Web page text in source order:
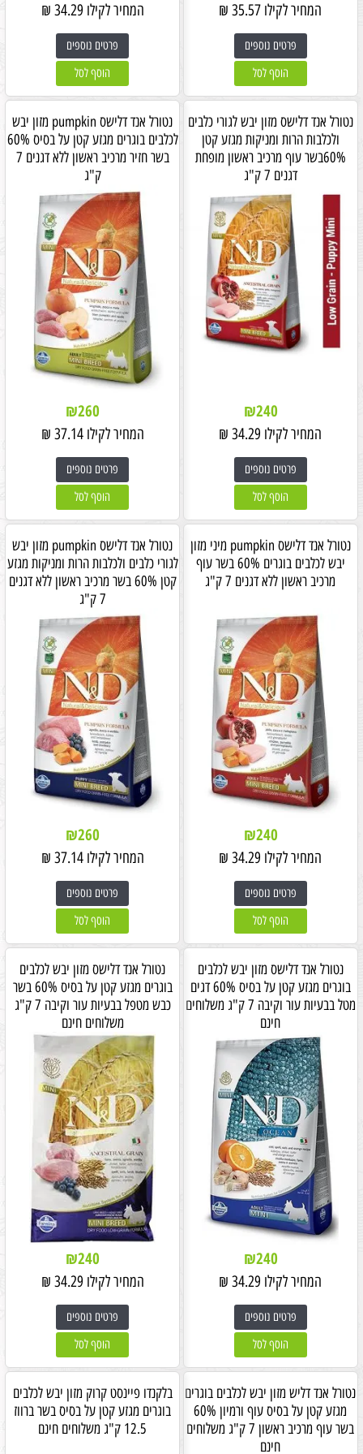
המחיר לקילו 35.57
₪
פרטים נוספים
הוסף לסל
המחיר לקילו 34.29
₪
פרטים נוספים
הוסף לסל
נטורל אנד דלישס מזון יבש לגורי כלבים
ולכלבות הרות ומניקות מגזע קטן
60%בשר עוף מרכיב ראשון מופחת
דגנים 7 ק"ג
₪240
המחיר לקילו 34.29
₪
פרטים נוספים
הוסף לסל
נטורל אנד דלישס pumpkin מזון יבש
לכלבים בוגרים מגזע קטן על בסיס 60%
בשר חזיר מרכיב ראשון ללא דגנים 7
ק"ג
₪260
המחיר לקילו 37.14
₪
פרטים נוספים
הוסף לסל
נטורל אנד דלישס pumpkin מיני מזון
יבש לכלבים בוגרים 60% בשר עוף
מרכיב ראשון ללא דגנים 7 ק"ג
₪240
המחיר לקילו 34.29
₪
פרטים נוספים
הוסף לסל
נטורל אנד דלישס pumpkin מזון יבש
לגורי כלבים ולכלבות הרות ומניקות מגזע
קטן 60% בשר מרכיב ראשון ללא דגנים
7 ק"ג
₪260
המחיר לקילו 37.14
₪
פרטים נוספים
הוסף לסל
נטורל אנד דלישס מזון יבש לכלבים
בוגרים מגזע קטן על בסיס 60% דגים
מטל בבעיות עור וקיבה 7 ק"ג משלוחים
חינם
₪240
המחיר לקילו 34.29
₪
פרטים נוספים
הוסף לסל
נטורל אנד דלישס מזון יבש לכלבים
בוגרים מגזע קטן על בסיס 60% בשר
כבש מטפל בבעיות עור וקיבה 7 ק"ג
משלוחים חינם
₪240
המחיר לקילו 34.29
₪
פרטים נוספים
הוסף לסל
נטורל אנד דליש מזון יבש לכלבים בוגרים
מגזע קטן על בסיס עוף ורמיון 60%
בשר עוף מרכיב ראשון 7 ק"ג משלוחים
חינם
בלקנדו פיינסט קרוק מזון יבש לכלבים
בוגרים מגזע קטן על בסיס בשר ברווז
12.5 ק"ג משלוחים חינם